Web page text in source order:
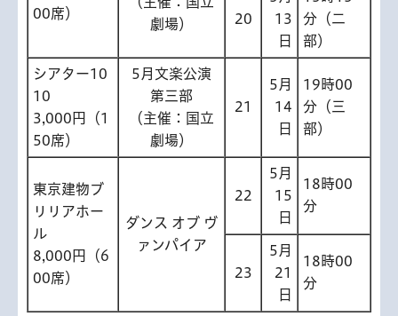
00席）
劇場）
20
13
日
分（二
部）
シアター10
10
3,000円（1
50席）
5月文楽公演
第三部
（主催：国立
劇場）
21
5月
14
日
19時00
分（三
部）
東京建物ブ
リリアホー
ル
8,000円（6
00席）
ダンス オブ ヴ
ァンパイア
22
5月
15
日
18時00
分
23
5月
21
日
18時00
分